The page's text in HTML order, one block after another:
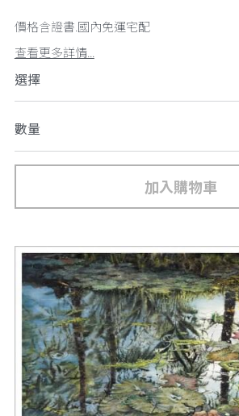
價格含證書.國內免運宅配
查看更多詳情...
選擇
數量
加入購物車